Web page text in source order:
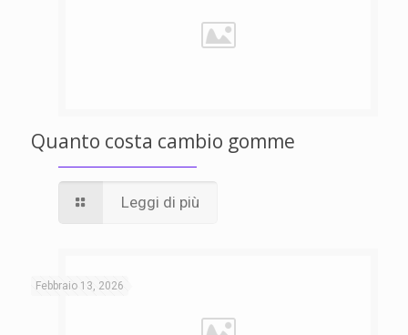
Quanto costa cambio gomme
Leggi di più
Febbraio 13, 2026